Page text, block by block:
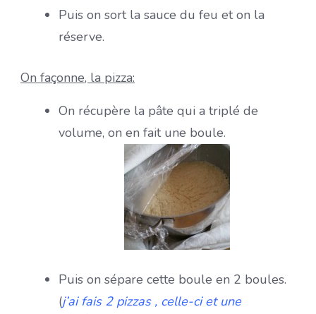
Puis on sort la sauce du feu et on la
réserve.
On façonne, la pizza:
On récupère la pâte qui a triplé de
volume, on en fait une boule.
Puis on sépare cette boule en 2 boules.
(j’ai fais 2 pizzas , celle-ci et une